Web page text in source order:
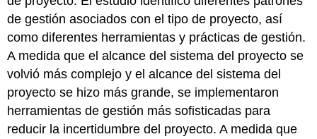
de gestión asociados con el tipo de proyecto, así
como diferentes herramientas y prácticas de gestión.
A medida que el alcance del sistema del proyecto se
volvió más complejo y el alcance del sistema del
proyecto se hizo más grande, se implementaron
herramientas de gestión más sofisticadas para
reducir la incertidumbre del proyecto. A medida que